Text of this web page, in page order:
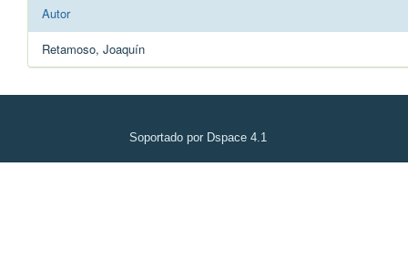
Autor
Retamoso, Joaquín
Soportado por Dspace 4.1